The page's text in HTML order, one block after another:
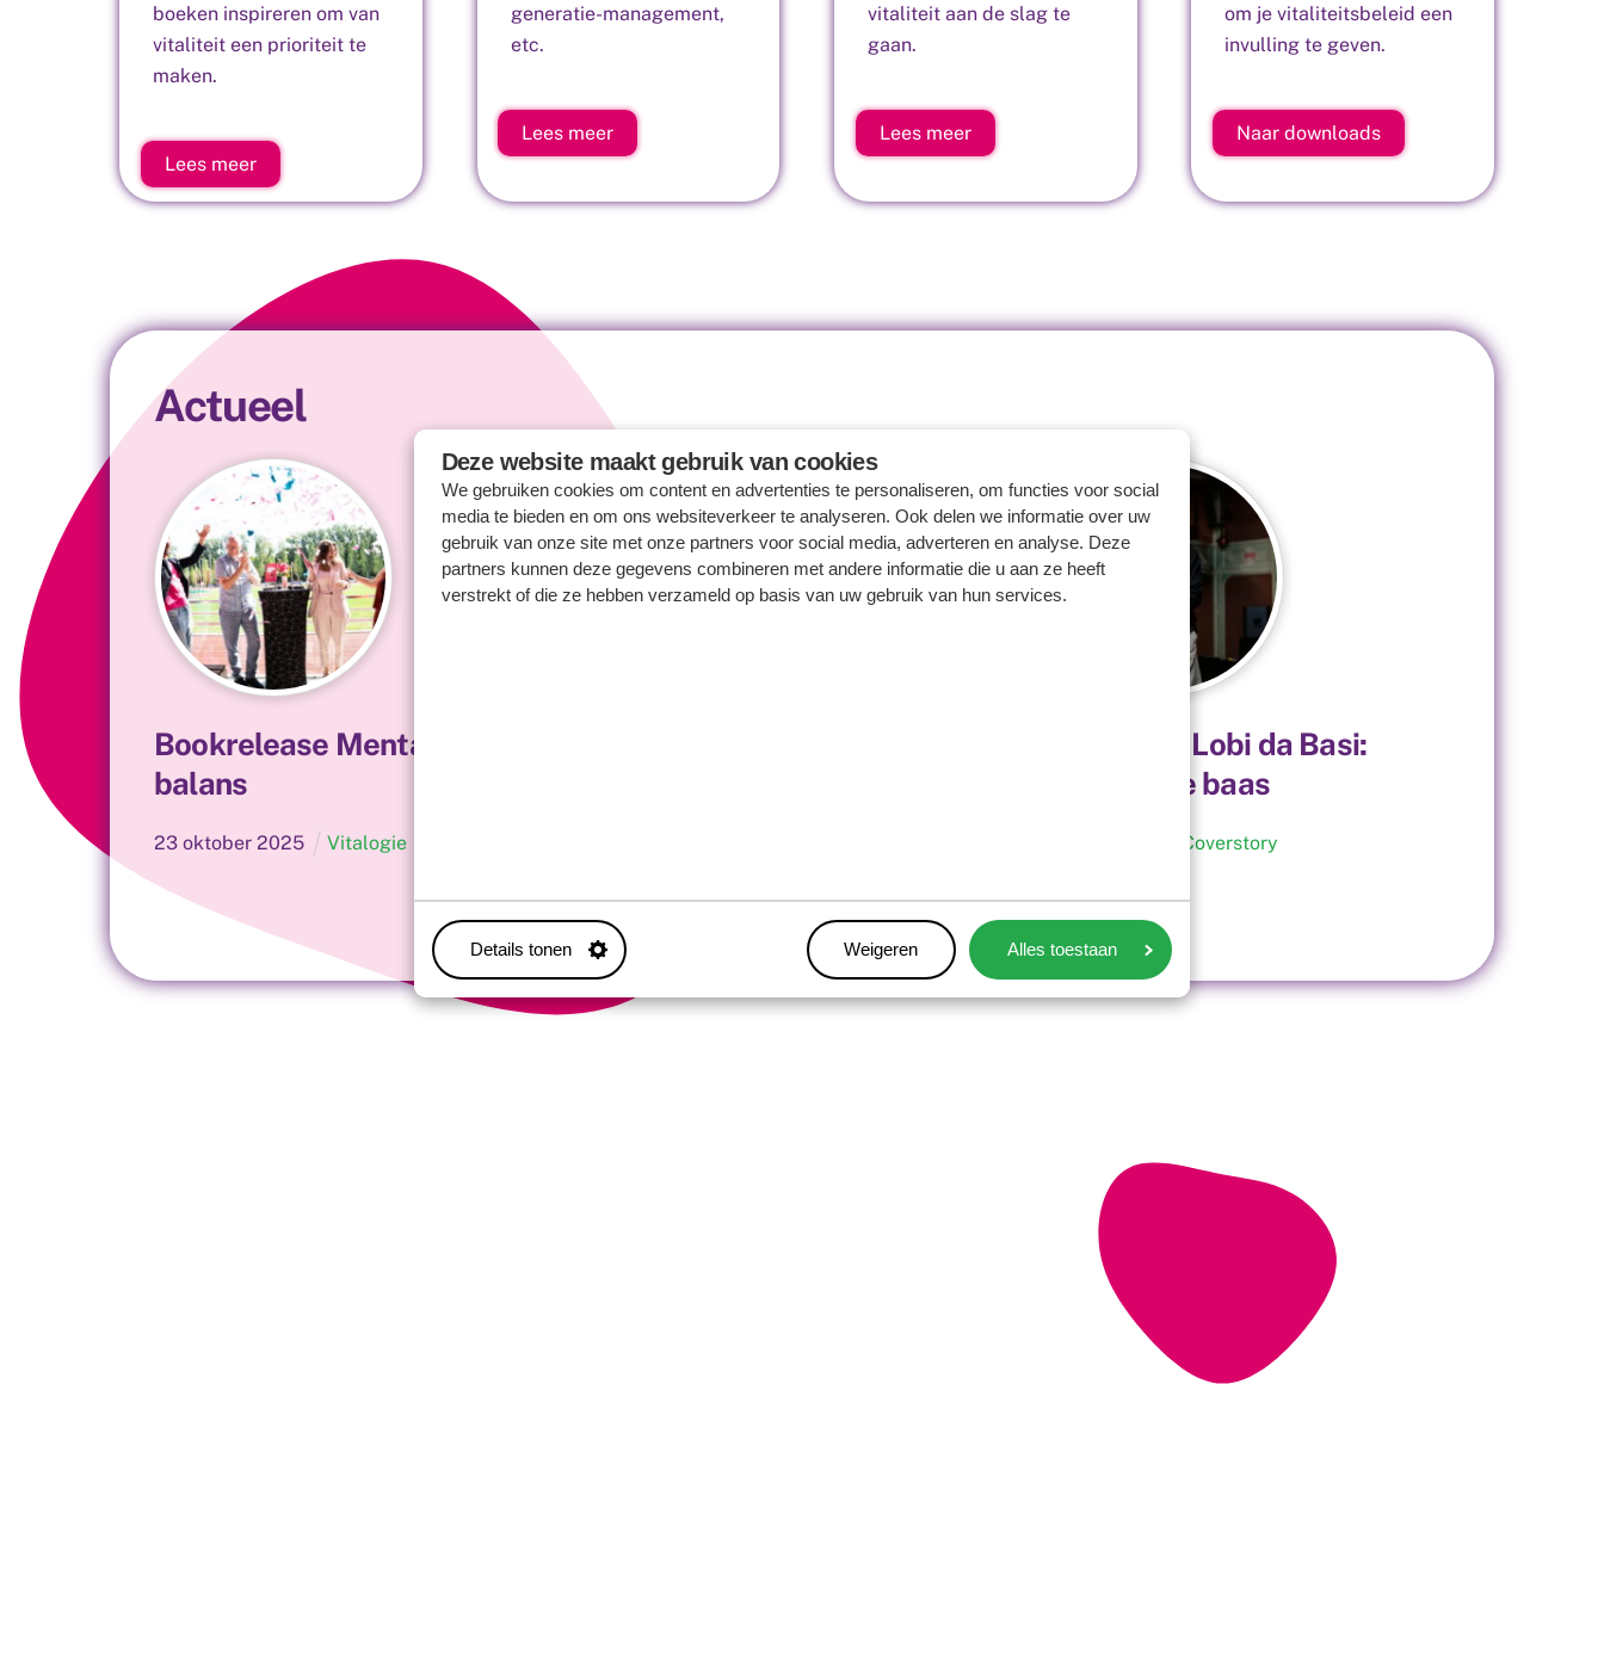
Deze website maakt gebruik van cookies
We gebruiken cookies om content en advertenties te personaliseren, om functies voor social
media te bieden en om ons websiteverkeer te analyseren. Ook delen we informatie over uw
gebruik van onze site met onze partners voor social media, adverteren en analyse. Deze
partners kunnen deze gegevens combineren met andere informatie die u aan ze heeft
verstrekt of die ze hebben verzameld op basis van uw gebruik van hun services.
Details tonen Weigeren Alles toestaan
boeken inspireren om van
vitaliteit een prioriteit te
maken.
Lees meer
generatie-management,
etc.
Lees meer
vitaliteit aan de slag te
gaan.
Lees meer
om je vitaliteitsbeleid een
invulling te geven.
Naar downloads
Actueel
Bookrelease Mentaal in
balans
23 oktober 2025 Vitalogie
Typhoon – Lobi da Basi:
liefde is de baas
Coverstory